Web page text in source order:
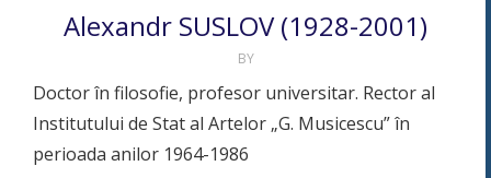
Alexandr SUSLOV (1928-2001)
BY
Doctor în filosofie, profesor universitar. Rector al
Institutului de Stat al Artelor „G. Musicescu” în
perioada anilor 1964-1986